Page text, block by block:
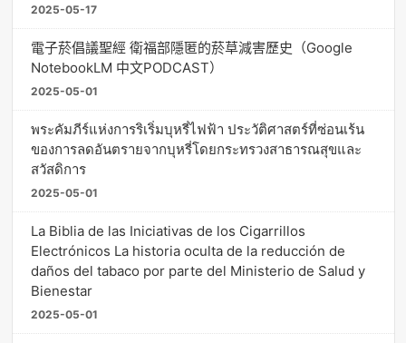
2025-05-17
電子菸倡議聖經 衛福部隱匿的菸草減害歷史（Google
NotebookLM 中文PODCAST）
2025-05-01
พระคัมภีร์แห่งการริเริ่มบุหรี่ไฟฟ้า ประวัติศาสตร์ที่ซ่อนเร้น
ของการลดอันตรายจากบุหรี่โดยกระทรวงสาธารณสุขและ
สวัสดิการ
2025-05-01
La Biblia de las Iniciativas de los Cigarrillos
Electrónicos La historia oculta de la reducción de
daños del tabaco por parte del Ministerio de Salud y
Bienestar
2025-05-01